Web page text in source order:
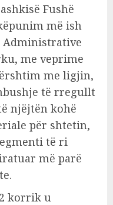
Fushë
më ish
me veprime
me ligjin,
të rregullt
njëjtën kohë
për shtetin,
të ri
më parë
korrik u